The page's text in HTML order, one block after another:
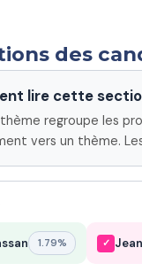
des
lire cette
regroupe les
vers un thème.
1.79% ✓